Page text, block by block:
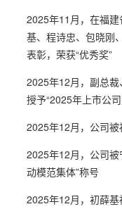
2025年11月，在福建
基、程诗忠、包晓刚
表彰，荣获“优秀奖”
2025年12月，副总
授予“2025年上市公
2025年12月，公司被
2025年12月，公司
动模范集体”称号
2025年12月，初薛
2023年8月，公司国
2021年9月 副总工程
2021年12月 副总经
2021年12月 董事长
2020年12月 公司三